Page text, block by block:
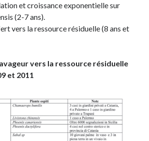
et croissance exponentielle sur
(2-7 ans).
vers la ressource résiduelle (8 ans et
vers la ressource résiduelle
et 2011